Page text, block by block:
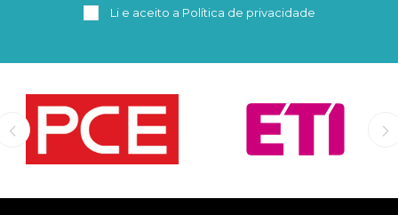
Li e aceito a Política de privacidade